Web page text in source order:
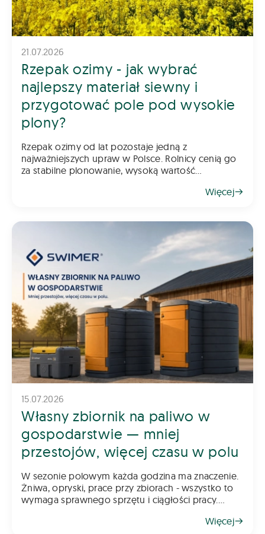
21.07.2026
Rzepak ozimy - jak wybrać
najlepszy materiał siewny i
przygotować pole pod wysokie
plony?
Rzepak ozimy od lat pozostaje jedną z
najważniejszych upraw w Polsce. Rolnicy cenią go
za stabilne plonowanie, wysoką wartość
jako świetnego przedplonu. Aby jednak rzepak
Więcej
15.07.2026
Własny zbiornik na paliwo w
gospodarstwie — mniej
przestojów, więcej czasu w polu
W sezonie polowym każda godzina ma znaczenie.
Żniwa, opryski, prace przy zbiorach - wszystko to
wymaga sprawnego sprzętu i ciągłości pracy.
przestojów w gospodarstwie jest coś pozornie
Więcej